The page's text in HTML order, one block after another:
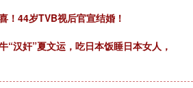
！44岁TVB视后官宣结婚！
“汉奸”夏文运，吃日本饭睡日本女人，